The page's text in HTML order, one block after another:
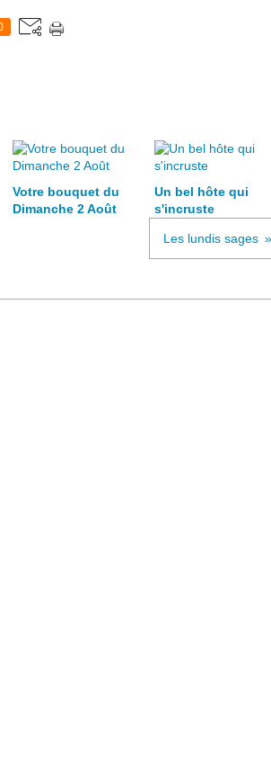
Votre bouquet du
Dimanche 2 Août
Un bel hôte qui
s'incruste
Les lundis sages